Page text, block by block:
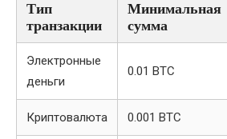
Тип
транзакции
Минимальная
сумма
Электронные
деньги
0.01 BTC
Криптовалюта 0.001 BTC